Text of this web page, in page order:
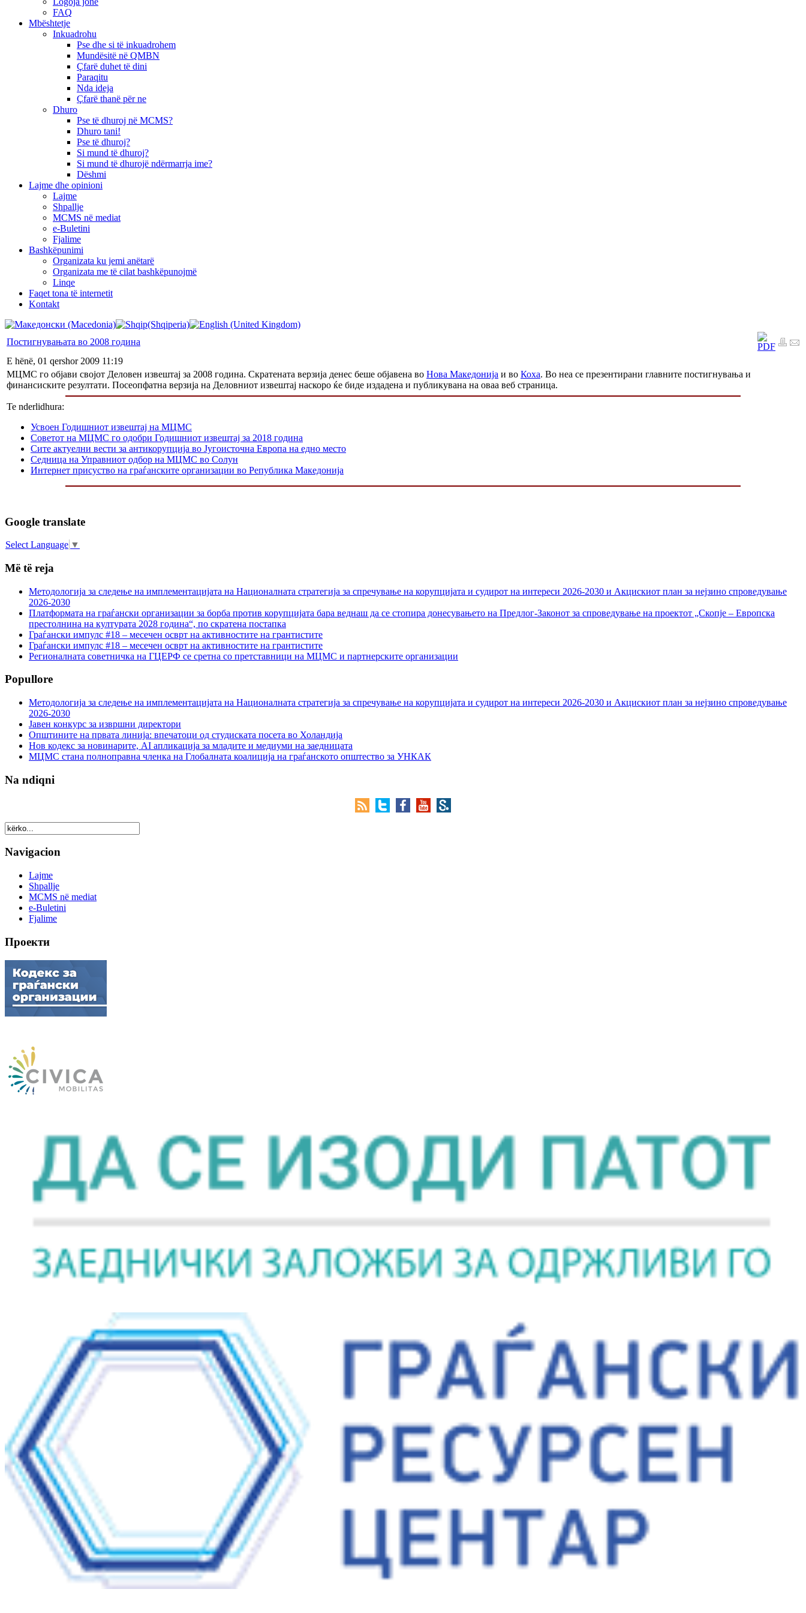
FAQ
Mbështetje
Inkuadrohu
Pse dhe si të inkuadrohem
Mundësitë në QMBN
Çfarë duhet të dini
Paraqitu
Nda ideja
Çfarë thanë për ne
Dhuro
Pse të dhuroj në MCMS?
Dhuro tani!
Pse të dhuroj?
Si mund të dhuroj?
Si mund të dhurojë ndërmarrja ime?
Dëshmi
Lajme dhe opinioni
Lajme
Shpallje
MCMS në mediat
e-Buletini
Fjalime
Bashkëpunimi
Organizata ku jemi anëtarë
Organizata me të cilat bashkëpunojmë
Linqe
Faqet tona të internetit
Kontakt
Постигнувањата во 2008 година
E hënë, 01 qershor 2009 11:19
МЦМС го објави својот Деловен извештај за 2008 година. Скратената верзија денес беше објавена во Нова Македонија и во Коха. Во неа се презентирани главните постигнувања и
финансиските резултати. Посеопфатна верзија на Деловниот извештај наскоро ќе биде издадена и публикувана на оваа веб страница.
Te nderlidhura:
Усвоен Годишниот извештај на МЦМС
Советот на МЦМС го одобри Годишниот извештај за 2018 година
Сите актуелни вести за антикорупција во Југоисточна Европа на едно место
Седница на Управниот одбор на МЦМС во Солун
Интернет присуство на граѓанските организации во Република Македонија
Google translate
Select Language ▼
Më të reja
Методологија за следење на имплементацијата на Националната стратегија за спречување на корупцијата и судирот на интереси 2026-2030 и Акцискиот план за нејзино спроведување
2026-2030
Платформата на граѓански организации за борба против корупцијата бара веднаш да се стопира донесувањето на Предлог-Законот за спроведување на проектот „Скопје – Европска
престолнина на културата 2028 година“, по скратена постапка
Граѓански импулс #18 – месечен осврт на активностите на грантистите
Граѓански импулс #18 – месечен осврт на активностите на грантистите
Регионалната советничка на ГЦЕРФ се сретна со претставници на МЦМС и партнерските организации
Popullore
Методологија за следење на имплементацијата на Националната стратегија за спречување на корупцијата и судирот на интереси 2026-2030 и Акцискиот план за нејзино спроведување
2026-2030
Јавен конкурс за извршни директори
Општините на првата линија: впечатоци од студиската посета во Холандија
Нов кодекс за новинарите, AI апликација за младите и медиуми на заедницата
МЦМС стана полноправна членка на Глобалната коалиција на граѓанското општество за УНКАК
Na ndiqni
Navigacion
Lajme
Shpallje
MCMS në mediat
e-Buletini
Fjalime
Проекти